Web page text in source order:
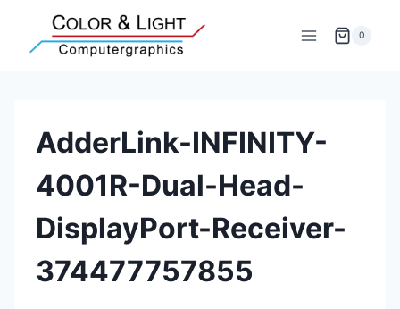
springen
0
AdderLink-INFINITY-
4001R-Dual-Head-
DisplayPort-Receiver-
374477757855